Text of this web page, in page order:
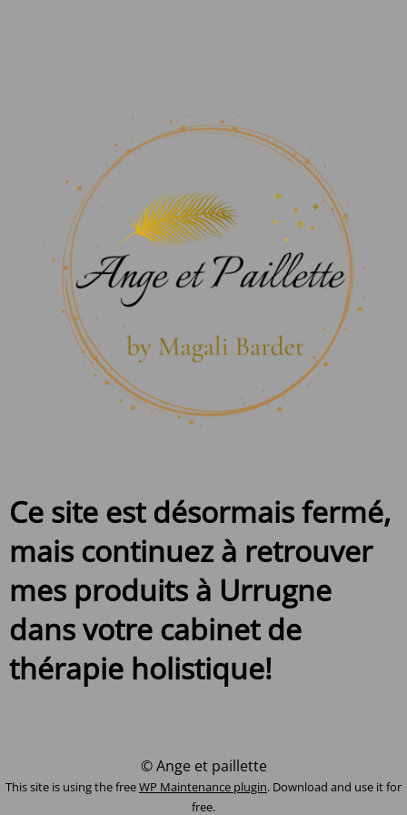
Ce site est désormais fermé,
mais continuez à retrouver
mes produits à Urrugne
dans votre cabinet de
thérapie holistique!
© Ange et paillette
This site is using the freeWP Maintenance plugin. Download and use it for
free.